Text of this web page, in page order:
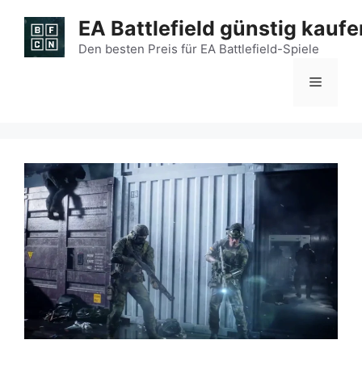
Inhalt
springen
EA Battlefield günstig
Den besten Preis für EA Battlefield-Spiele
Menü